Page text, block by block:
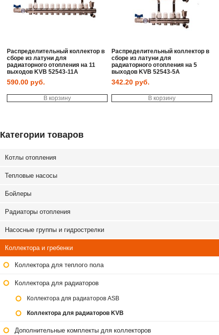
Распределительный коллектор в
сборе из латуни для
радиаторного отопления на 11
выходов KVB 52543-11A
590.00 руб.
В корзину
Распределительный коллектор в
сборе из латуни для
радиаторного отопления на 5
выходов KVB 52543-5A
342.20 руб.
В корзину
Категории товаров
Котлы отопления
Тепловые насосы
Бойлеры
Радиаторы отопления
Насосные группы и гидрострелки
Коллектора и гребенки
Коллектора для теплого пола
Коллектора для радиаторов
Коллектора для радиаторов ASB
Коллектора для радиаторов KVB
Дополнительные комплекты для коллекторов